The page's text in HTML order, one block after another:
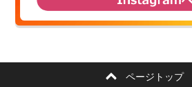
ページトップ